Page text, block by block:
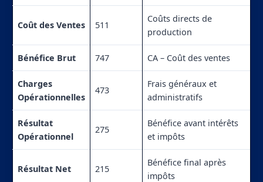
Coût des Ventes 511
Coûts directs de
production
Bénéfice Brut 747 CA – Coût des ventes
Charges
Opérationnelles
473
Frais généraux et
administratifs
Résultat
Opérationnel
275
Bénéfice avant intérêts
et impôts
Résultat Net 215
Bénéfice final après
impôts